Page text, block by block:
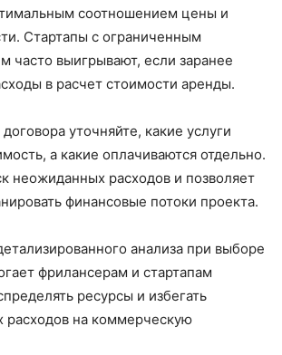
соотношением цены и
Стартапы с ограниченным
часто выигрывают, если заранее
в расчет стоимости аренды.
уточняйте, какие услуги
а какие оплачиваются отдельно.
неожиданных расходов и позволяет
финансовые потоки проекта.
анализа при выборе
фрилансерам и стартапам
ресурсы и избегать
расходов на коммерческую